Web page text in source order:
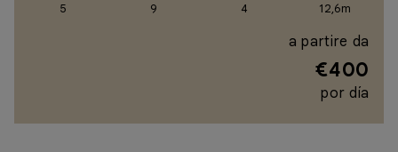
5 9 4 12,6m
a partire da
€400
por día